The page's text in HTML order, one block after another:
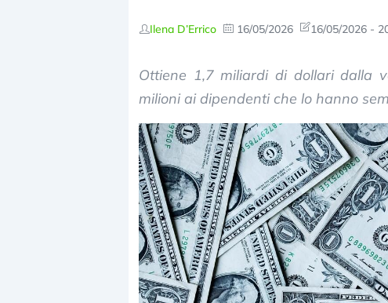
Ilena D’Errico 16/05/2026 16/05/2026 -
Ottiene 1,7 miliardi di dollari dalla
milioni ai dipendenti che lo hanno